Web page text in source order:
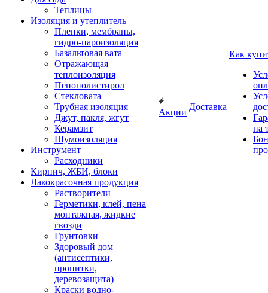
Теплицы
Изоляция и утеплитель
Пленки, мембраны,
гидро-пароизоляция
Базальтовая вата
Отражающая
теплоизоляция
Пенополистирол
Стекловата
Трубная изоляция
Джут, пакля, жгут
Керамзит
Шумоизоляция
Инструмент
Расходники
Кирпич, ЖБИ, блоки
Лакокрасочная продукция
Растворители
Герметики, клей, пена
монтажная, жидкие
гвозди
Грунтовки
Здоровый дом
(антисептики,
пропитки,
деревозащита)
Краски водно-
Акции
Доставка
Как
на